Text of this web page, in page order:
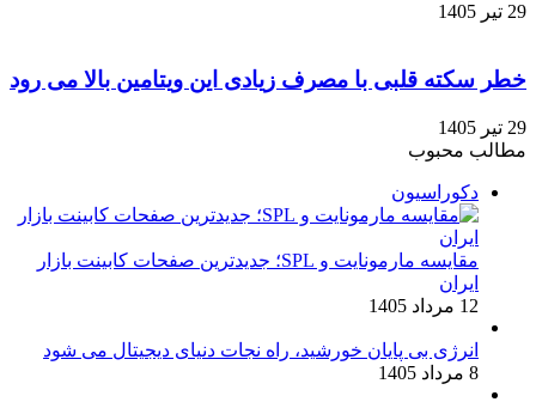
29 تیر 1405
خطر سکته قلبی با مصرف زیادی این ویتامین بالا می رود
29 تیر 1405
مطالب محبوب
دکوراسیون
مقایسه مارمونایت و SPL؛ جدیدترین صفحات کابینت بازار
ایران
12 مرداد 1405
انرژی بی‌ پایان خورشید، راه نجات دنیای دیجیتال می شود
8 مرداد 1405